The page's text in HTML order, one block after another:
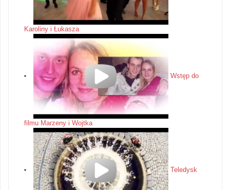
Karoliny i Łukasza
Wstęp do
filmu Marzeny i Wojtka
Teledysk